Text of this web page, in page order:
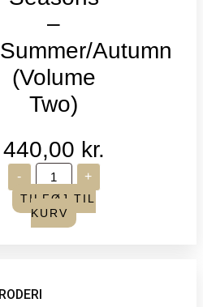
–
Summer/Autumn
(Volume
Two)
440,00 kr.
-
Life
in
Seasons
-
Summer/Autumn
+
TILFØJ TIL
KURV